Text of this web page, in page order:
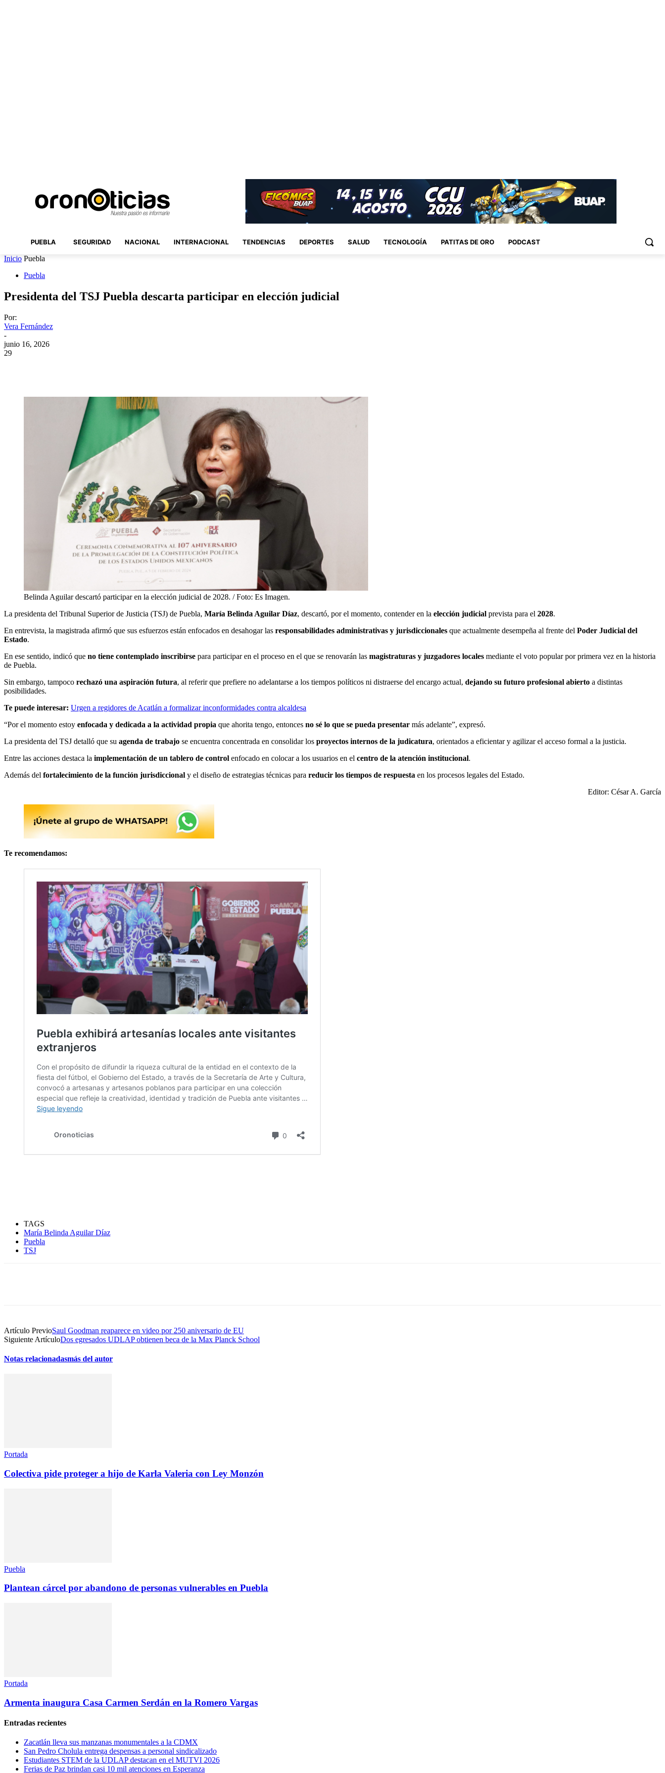
PUEBLA SEGURIDAD NACIONAL INTERNACIONAL TENDENCIAS DEPORTES SALUD TECNOLOGÍA PATITAS DE ORO PODCAST
Inicio Puebla
Puebla
Presidenta del TSJ Puebla descarta participar en elección judicial
Por:
Vera Fernández
-
junio 16, 2026
29
Belinda Aguilar descartó participar en la elección judicial de 2028. / Foto: Es Imagen.
La presidenta del Tribunal Superior de Justicia (TSJ) de Puebla, María Belinda Aguilar Díaz, descartó, por el momento, contender en la elección judicial prevista para el 2028.
En entrevista, la magistrada afirmó que sus esfuerzos están enfocados en desahogar las responsabilidades administrativas y jurisdiccionales que actualmente desempeña al frente del Poder Judicial del
Estado.
En ese sentido, indicó que no tiene contemplado inscribirse para participar en el proceso en el que se renovarán las magistraturas y juzgadores locales mediante el voto popular por primera vez en la historia
de Puebla.
Sin embargo, tampoco rechazó una aspiración futura, al referir que prefiere no adelantarse a los tiempos políticos ni distraerse del encargo actual, dejando su futuro profesional abierto a distintas
posibilidades.
Te puede interesar: Urgen a regidores de Acatlán a formalizar inconformidades contra alcaldesa
“Por el momento estoy enfocada y dedicada a la actividad propia que ahorita tengo, entonces no sé lo que se pueda presentar más adelante”, expresó.
La presidenta del TSJ detalló que su agenda de trabajo se encuentra concentrada en consolidar los proyectos internos de la judicatura, orientados a eficientar y agilizar el acceso formal a la justicia.
Entre las acciones destaca la implementación de un tablero de control enfocado en colocar a los usuarios en el centro de la atención institucional.
Además del fortalecimiento de la función jurisdiccional y el diseño de estrategias técnicas para reducir los tiempos de respuesta en los procesos legales del Estado.
Editor: César A. García
Te recomendamos:
TAGS
María Belinda Aguilar Díaz
Puebla
TSJ
Artículo PrevioSaul Goodman reaparece en video por 250 aniversario de EU
Siguiente ArtículoDos egresados UDLAP obtienen beca de la Max Planck School
Notas relacionadasmás del autor
Portada
Colectiva pide proteger a hijo de Karla Valeria con Ley Monzón
Puebla
Plantean cárcel por abandono de personas vulnerables en Puebla
Portada
Armenta inaugura Casa Carmen Serdán en la Romero Vargas
Entradas recientes
Zacatlán lleva sus manzanas monumentales a la CDMX
San Pedro Cholula entrega despensas a personal sindicalizado
Estudiantes STEM de la UDLAP destacan en el MUTVI 2026
Ferias de Paz brindan casi 10 mil atenciones en Esperanza